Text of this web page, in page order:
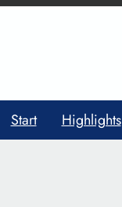
Start Highlights